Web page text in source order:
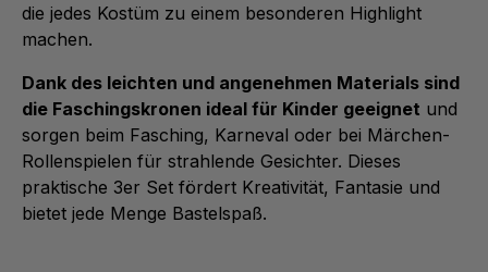
die jedes Kostüm zu einem besonderen Highlight
machen.
Dank des leichten und angenehmen Materials sind
die Faschingskronen ideal für Kinder geeignet und
sorgen beim Fasching, Karneval oder bei Märchen-
Rollenspielen für strahlende Gesichter. Dieses
praktische 3er Set fördert Kreativität, Fantasie und
bietet jede Menge Bastelspaß.